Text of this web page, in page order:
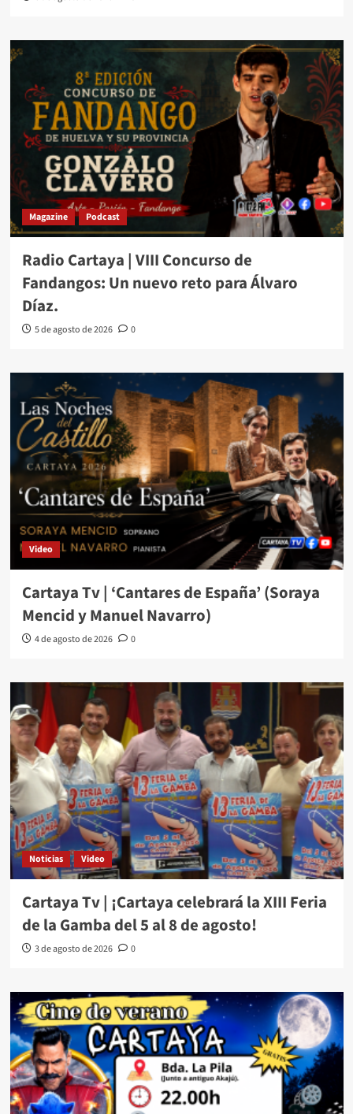
Magazine Podcast
Radio Cartaya | VIII Concurso de
Fandangos: Un nuevo reto para Álvaro
Díaz.
5 de agosto de 2026 0
Video
Cartaya Tv | ‘Cantares de España’ (Soraya
Mencid y Manuel Navarro)
4 de agosto de 2026 0
Noticias Video
Cartaya Tv | ¡Cartaya celebrará la XIII Feria
de la Gamba del 5 al 8 de agosto!
3 de agosto de 2026 0